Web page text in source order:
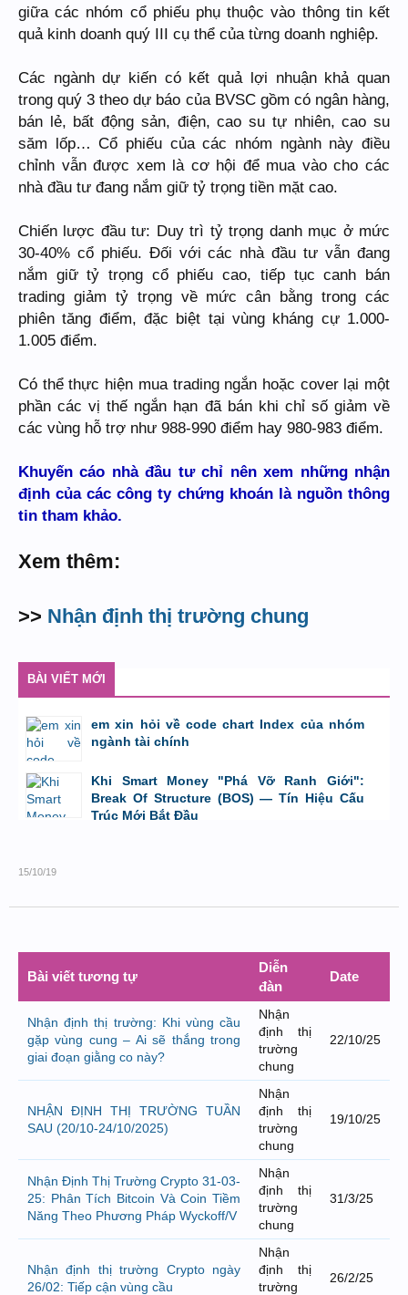
giữa các nhóm cổ phiếu phụ thuộc vào thông tin kết
quả kinh doanh quý III cụ thể của từng doanh nghiệp.
Các ngành dự kiến có kết quả lợi nhuận khả quan
trong quý 3 theo dự báo của BVSC gồm có ngân hàng,
bán lẻ, bất động sản, điện, cao su tự nhiên, cao su
săm lốp… Cổ phiếu của các nhóm ngành này điều
chỉnh vẫn được xem là cơ hội để mua vào cho các
nhà đầu tư đang nắm giữ tỷ trọng tiền mặt cao.
Chiến lược đầu tư: Duy trì tỷ trọng danh mục ở mức
30-40% cổ phiếu. Đối với các nhà đầu tư vẫn đang
nắm giữ tỷ trọng cổ phiếu cao, tiếp tục canh bán
trading giảm tỷ trọng về mức cân bằng trong các
phiên tăng điểm, đặc biệt tại vùng kháng cự 1.000-
1.005 điểm.
Có thể thực hiện mua trading ngắn hoặc cover lại một
phần các vị thế ngắn hạn đã bán khi chỉ số giảm về
các vùng hỗ trợ như 988-990 điểm hay 980-983 điểm.
Khuyến cáo nhà đầu tư chỉ nên xem những nhận
định của các công ty chứng khoán là nguồn thông
tin tham khảo.
Xem thêm:
>> Nhận định thị trường chung
BÀI VIẾT MỚI
em xin hỏi về code chart Index của nhóm
ngành tài chính
bởi GiaBao09052000 ,8/7/26 lúc 10:21
Khi Smart Money "Phá Vỡ Ranh Giới":
Break Of Structure (BOS) — Tín Hiệu Cấu
Trúc Mới Bắt Đầu
15/10/19
Bài viết tương tự
Diễn
đàn
Date
Nhận định thị trường: Khi vùng cầu
gặp vùng cung – Ai sẽ thắng trong
giai đoạn giằng co này?
Nhận
định thị
trường
chung
22/10/25
NHẬN ĐỊNH THỊ TRƯỜNG TUẦN
SAU (20/10-24/10/2025)
Nhận
định thị
trường
chung
19/10/25
Nhận Định Thị Trường Crypto 31-03-
25: Phân Tích Bitcoin Và Coin Tiềm
Năng Theo Phương Pháp Wyckoff/V
Nhận
định thị
trường
chung
31/3/25
Nhận định thị trường Crypto ngày
26/02: Tiếp cận vùng cầu
Nhận
định thị
trường
26/2/25